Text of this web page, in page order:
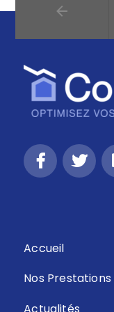
Accueil
Nos Prestations